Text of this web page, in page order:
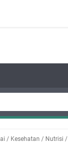
/ Kesehatan / Nutrisi /